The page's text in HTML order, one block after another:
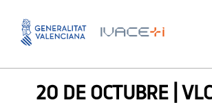
AGENDA,AGENDA SVI
20 DE OCTUBRE |